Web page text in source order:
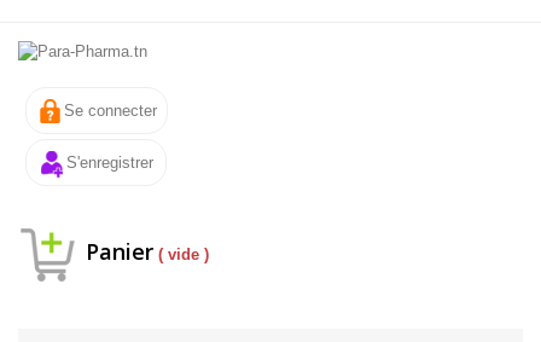
Se connecter
S'enregistrer
Panier ( vide )